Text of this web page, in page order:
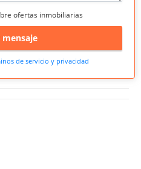
ofertas inmobiliarias
mensaje
de servicio y privacidad